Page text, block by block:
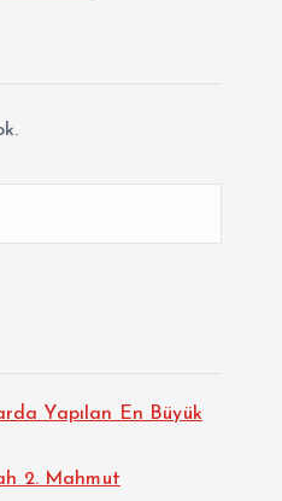
Yapılan En Büyük
2. Mahmut